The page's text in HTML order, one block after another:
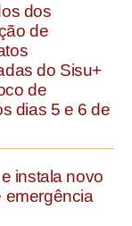
dos
de
do Sisu+
de
dias 5 e 6 de
instala novo
emergência